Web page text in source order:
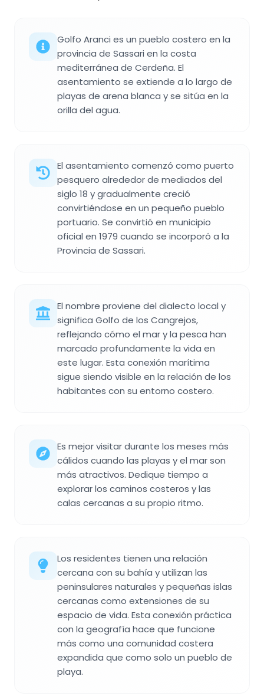
Golfo Aranci es un pueblo costero en la
provincia de Sassari en la costa
mediterránea de Cerdeña. El
asentamiento se extiende a lo largo de
playas de arena blanca y se sitúa en la
orilla del agua.
El asentamiento comenzó como puerto
pesquero alrededor de mediados del
siglo 18 y gradualmente creció
convirtiéndose en un pequeño pueblo
portuario. Se convirtió en municipio
oficial en 1979 cuando se incorporó a la
Provincia de Sassari.
El nombre proviene del dialecto local y
significa Golfo de los Cangrejos,
reflejando cómo el mar y la pesca han
marcado profundamente la vida en
este lugar. Esta conexión marítima
sigue siendo visible en la relación de los
habitantes con su entorno costero.
Es mejor visitar durante los meses más
cálidos cuando las playas y el mar son
más atractivos. Dedique tiempo a
explorar los caminos costeros y las
calas cercanas a su propio ritmo.
Los residentes tienen una relación
cercana con su bahía y utilizan las
peninsulares naturales y pequeñas islas
cercanas como extensiones de su
espacio de vida. Esta conexión práctica
con la geografía hace que funcione
más como una comunidad costera
expandida que como solo un pueblo de
playa.